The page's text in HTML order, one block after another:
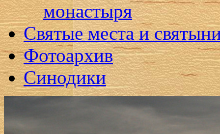
монастыря
Святые места и
Фотоархив
Синодики